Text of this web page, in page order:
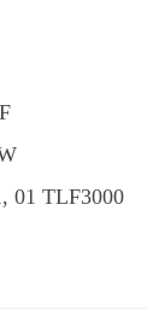
01 TLF3000